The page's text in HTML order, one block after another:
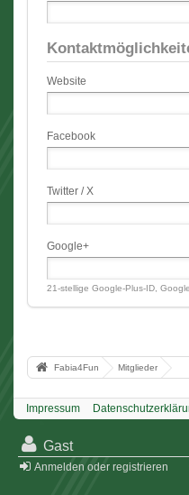
Website
Facebook
Twitter / X
Google+
21-stellige Google-Plus-ID,
Fabia4Fun Mitglieder
Impressum
Gast
Anmelden oder registrieren